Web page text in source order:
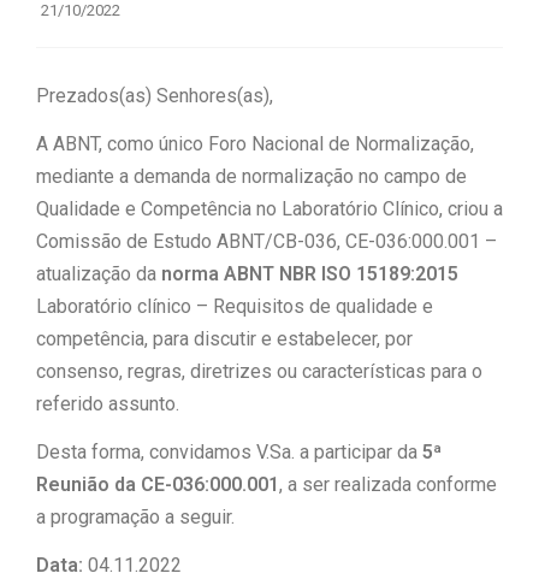
21/10/2022
Prezados(as) Senhores(as),
A ABNT, como único Foro Nacional de Normalização,
mediante a demanda de normalização no campo de
Qualidade e Competência no Laboratório Clínico, criou a
Comissão de Estudo ABNT/CB-036, CE-036:000.001 –
atualização da norma ABNT NBR ISO 15189:2015
Laboratório clínico – Requisitos de qualidade e
competência, para discutir e estabelecer, por
consenso, regras, diretrizes ou características para o
referido assunto.
Desta forma, convidamos V.Sa. a participar da 5ª
Reunião da CE-036:000.001 , a ser realizada conforme
a programação a seguir.
Data: 04.11.2022